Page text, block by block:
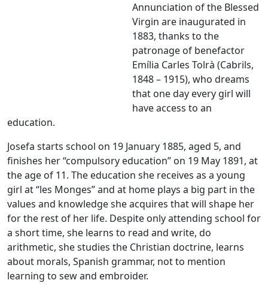
Annunciation of the Blessed
Virgin are inaugurated in
1883, thanks to the
patronage of benefactor
Emília Carles Tolrà (Cabrils,
1848 – 1915), who dreams
that one day every girl will
have access to an
education.
Josefa starts school on 19 January 1885, aged 5, and
finishes her “compulsory education” on 19 May 1891, at
the age of 11. The education she receives as a young
girl at “les Monges” and at home plays a big part in the
values and knowledge she acquires that will shape her
for the rest of her life. Despite only attending school for
a short time, she learns to read and write, do
arithmetic, she studies the Christian doctrine, learns
about morals, Spanish grammar, not to mention
learning to sew and embroider.